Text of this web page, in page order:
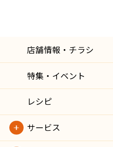
店舗情報・チラシ
特集・イベント
レシピ
サービス